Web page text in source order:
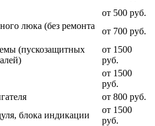
от 500 руб.
люка (без ремонта
от 700 руб.
(пускозащитных
от 1500
руб.
от 1500
руб.
от 800 руб.
блока индикации
от 1500
руб.